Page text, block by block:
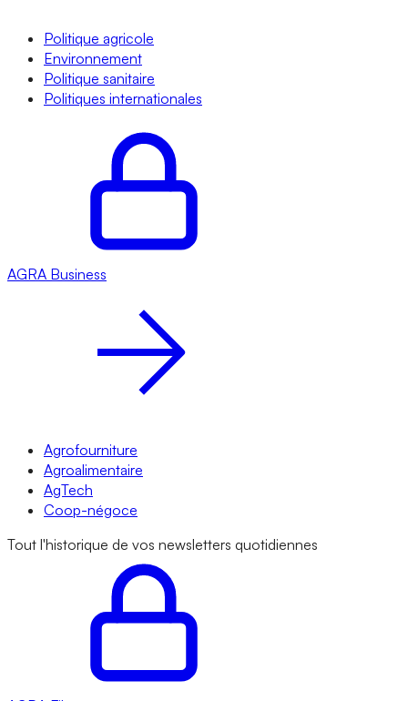
Politique agricole
Environnement
Politique sanitaire
Politiques internationales
AGRA Business
Agrofourniture
Agroalimentaire
AgTech
Coop-négoce
Tout l'historique de vos newsletters quotidiennes